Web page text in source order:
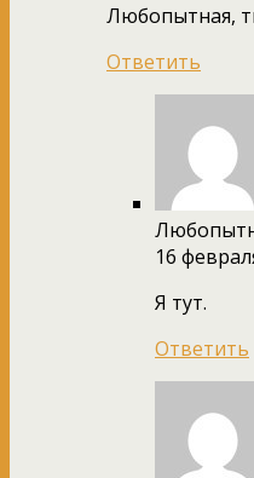
Любопытная,
Ответить
16
Я тут.
Ответить